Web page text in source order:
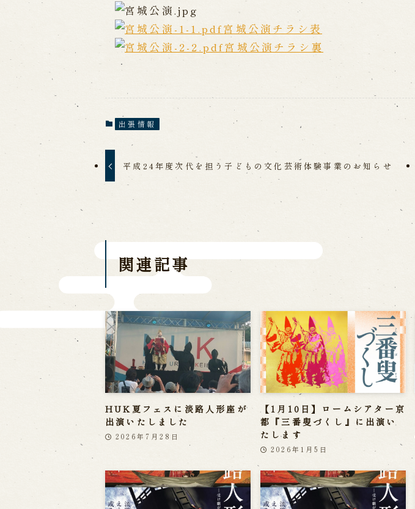
出張公演 学校公演 海外旅行客向け特別公演「くにうみ」
歴史
淡路島と国生み神話
淡路人形の広がり
南あわじ市の伝統芸能
宮城公演チラシ表
宮城公演チラシ裏
出張情報
平成24年度次代を担う子どもの文化芸術体験事業のお知らせ
関連記事
HUK夏フェスに淡路人形座が
出演いたしました
2026年7月28日
【1月10日】ロームシアター京
都『三番叟づくし』に出演い
たします
2026年1月5日